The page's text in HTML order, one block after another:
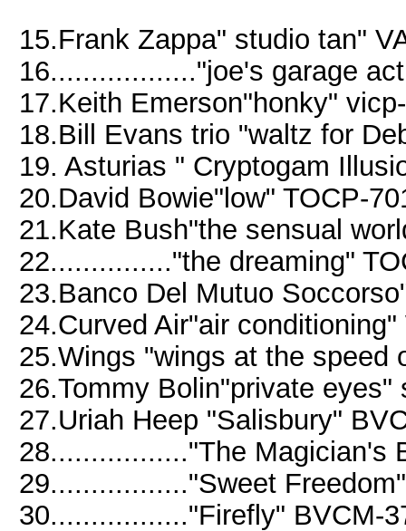
15.Frank Zappa" studio tan"
16.................."joe's garage
17.Keith Emerson"honky"
18.Bill Evans trio "waltz for
19. Asturias " Cryptogam
20.David Bowie"low" TOCP-
21.Kate Bush"the sensual
22..............."the dreaming"
23.Banco Del Mutuo
24.Curved Air"air
25.Wings "wings at the speed
26.Tommy Bolin"private eyes"
27.Uriah Heep "Salisbury"
28................."The Magician's
29................."Sweet
30................."Firefly" BVCM-